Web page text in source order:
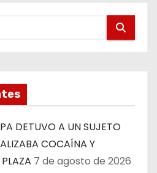
DETUVO A UN SUJETO
COCAÍNA Y
7 de agosto de 2026